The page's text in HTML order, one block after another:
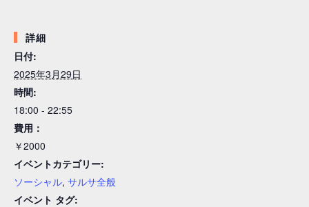
詳細
日付:
2025年3月29日
時間:
18:00 - 22:55
費用：
￥2000
イベントカテゴリー:
ソーシャル, サルサ全般
イベント タグ: